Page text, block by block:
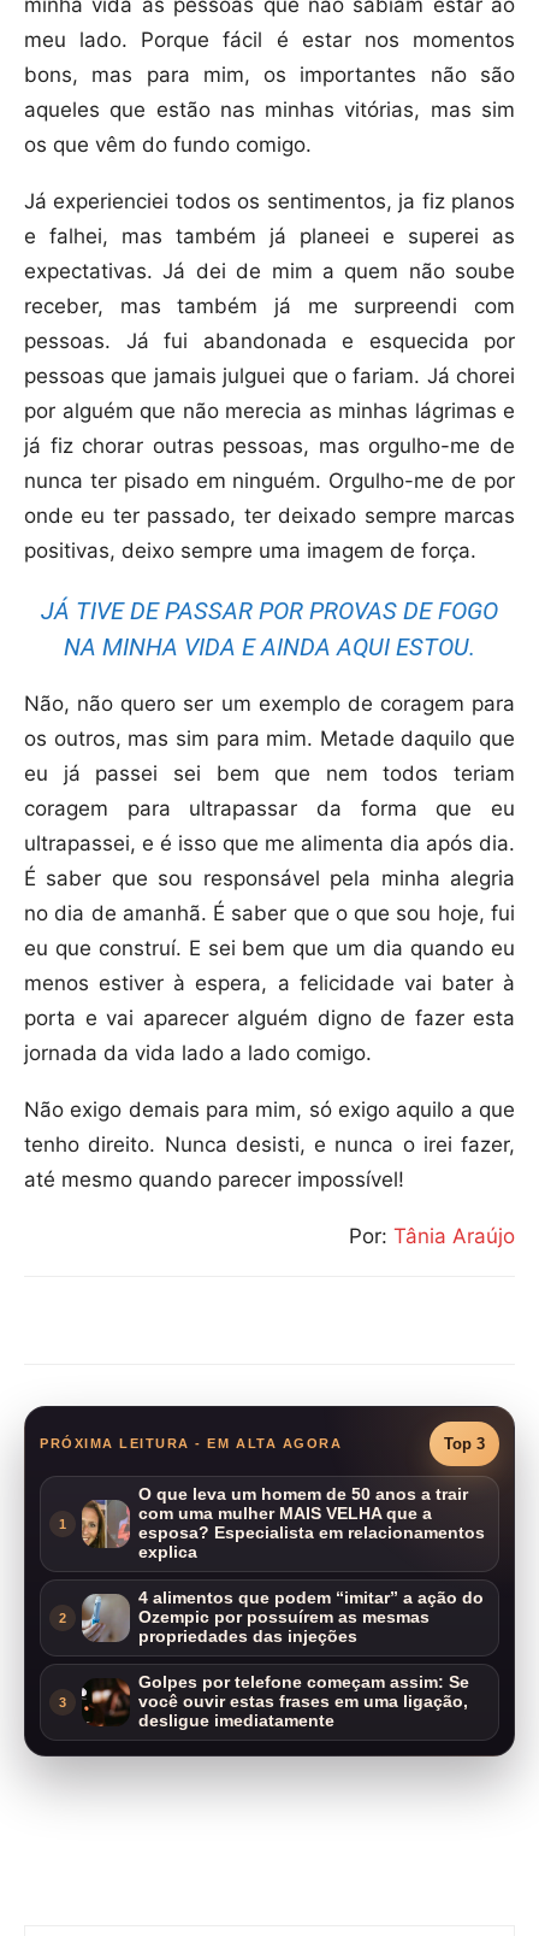
minha vida as pessoas que não sabiam estar ao
meu lado. Porque fácil é estar nos momentos
bons, mas para mim, os importantes não são
aqueles que estão nas minhas vitórias, mas sim
os que vêm do fundo comigo.
Já experienciei todos os sentimentos, ja fiz planos
e falhei, mas também já planeei e superei as
expectativas. Já dei de mim a quem não soube
receber, mas também já me surpreendi com
pessoas. Já fui abandonada e esquecida por
pessoas que jamais julguei que o fariam. Já chorei
por alguém que não merecia as minhas lágrimas e
já fiz chorar outras pessoas, mas orgulho-me de
nunca ter pisado em ninguém. Orgulho-me de por
onde eu ter passado, ter deixado sempre marcas
positivas, deixo sempre uma imagem de força.
JÁ TIVE DE PASSAR POR PROVAS DE FOGO
NA MINHA VIDA E AINDA AQUI ESTOU.
Não, não quero ser um exemplo de coragem para
os outros, mas sim para mim. Metade daquilo que
eu já passei sei bem que nem todos teriam
coragem para ultrapassar da forma que eu
ultrapassei, e é isso que me alimenta dia após dia.
É saber que sou responsável pela minha alegria
no dia de amanhã. É saber que o que sou hoje, fui
eu que construí. E sei bem que um dia quando eu
menos estiver à espera, a felicidade vai bater à
porta e vai aparecer alguém digno de fazer esta
jornada da vida lado a lado comigo.
Não exigo demais para mim, só exigo aquilo a que
tenho direito. Nunca desisti, e nunca o irei fazer,
até mesmo quando parecer impossível!
Por: Tânia Araújo
PRÓXIMA LEITURA - EM ALTA AGORA Top 3
1
O que leva um homem de 50 anos a trair
com uma mulher MAIS VELHA que a
esposa? Especialista em relacionamentos
explica
2
4 alimentos que podem “imitar” a ação do
Ozempic por possuírem as mesmas
propriedades das injeções
3
Golpes por telefone começam assim: Se
você ouvir estas frases em uma ligação,
desligue imediatamente